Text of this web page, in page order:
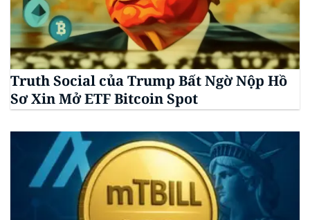
Truth Social của Trump Bất Ngờ Nộp Hồ
Sơ Xin Mở ETF Bitcoin Spot